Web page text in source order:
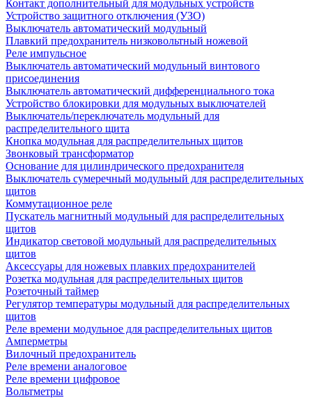
Контакт дополнительный для модульных устройств
Устройство защитного отключения (УЗО)
Выключатель автоматический модульный
Плавкий предохранитель низковольтный ножевой
Реле импульсное
Выключатель автоматический модульный винтового
присоединения
Выключатель автоматический дифференциального тока
Устройство блокировки для модульных выключателей
Выключатель/переключатель модульный для
распределительного щита
Кнопка модульная для распределительных щитов
Звонковый трансформатор
Основание для цилиндрического предохранителя
Выключатель сумеречный модульный для распределительных
щитов
Коммутационное реле
Пускатель магнитный модульный для распределительных
щитов
Индикатор световой модульный для распределительных
щитов
Аксессуары для ножевых плавких предохранителей
Розетка модульная для распределительных щитов
Розеточный таймер
Регулятор температуры модульный для распределительных
щитов
Реле времени модульное для распределительных щитов
Амперметры
Вилочный предохранитель
Реле времени аналоговое
Реле времени цифровое
Вольтметры